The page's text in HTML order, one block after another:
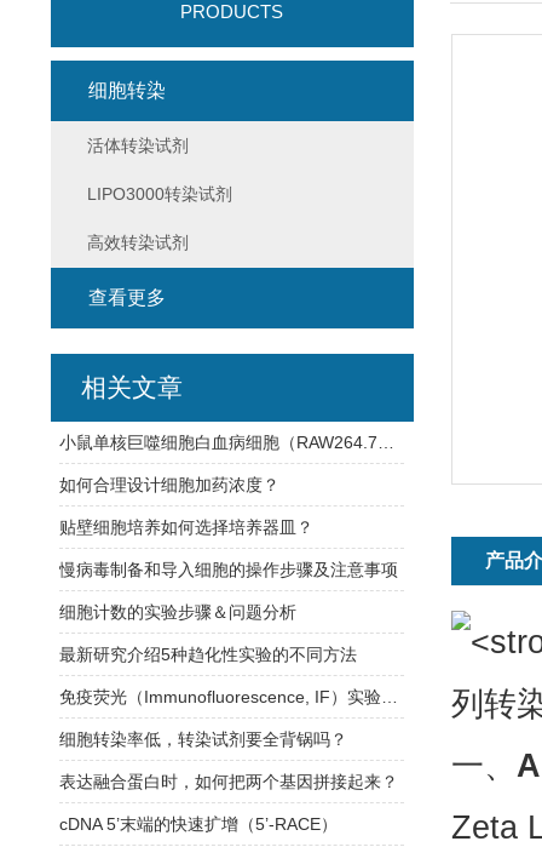
产品
一、
Zeta
PRODUCTS
细胞转染
活体转染试剂
LIPO3000转染试剂
高效转染试剂
查看更多
相关文章
如何合理设计细胞加药浓度？
贴壁细胞培养如何选择培养器皿？
慢病毒制备和导入细胞的操作步骤及注意事项
细胞计数的实验步骤＆问题分析
最新研究介绍5种趋化性实验的不同方法
细胞转染率低，转染试剂要全背锅吗？
表达融合蛋白时，如何把两个基因拼接起来？
cDNA 5’末端的快速扩增（5’-RACE）